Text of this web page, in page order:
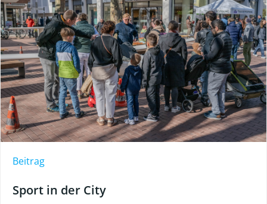
Beitrag
Sport in der City